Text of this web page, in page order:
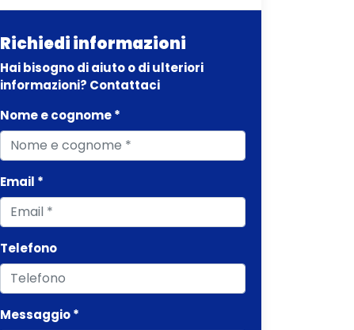
Richiedi informazioni
Hai bisogno di aiuto o di ulteriori
informazioni? Contattaci
Nome e cognome *
Email *
Telefono
Messaggio *